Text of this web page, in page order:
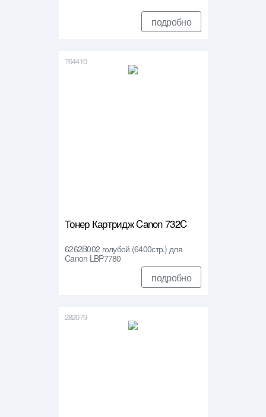
подробно
764410
Тонер Картридж Canon 732C
6262B002 голубой (6400стр.) для
Canon LBP7780
подробно
282079